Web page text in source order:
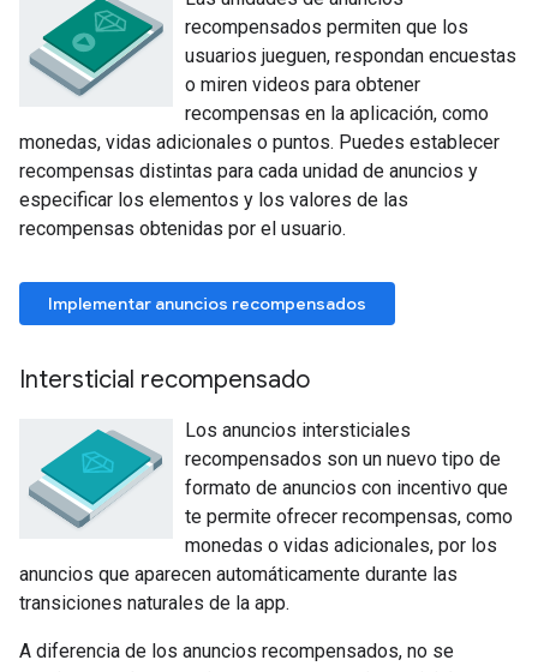
recompensados permiten que los
usuarios jueguen, respondan encuestas
o miren videos para obtener
recompensas en la aplicación, como
monedas, vidas adicionales o puntos. Puedes establecer
recompensas distintas para cada unidad de anuncios y
especificar los elementos y los valores de las
recompensas obtenidas por el usuario.
Implementar anuncios recompensados
Intersticial recompensado
Los anuncios intersticiales
recompensados son un nuevo tipo de
formato de anuncios con incentivo que
te permite ofrecer recompensas, como
monedas o vidas adicionales, por los
anuncios que aparecen automáticamente durante las
transiciones naturales de la app.
A diferencia de los anuncios recompensados, no se